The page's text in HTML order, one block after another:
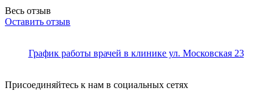
Весь отзыв
Оставить отзыв
График работы врачей в клинике ул. Московская 23
Присоединяйтесь к нам в социальных сетях